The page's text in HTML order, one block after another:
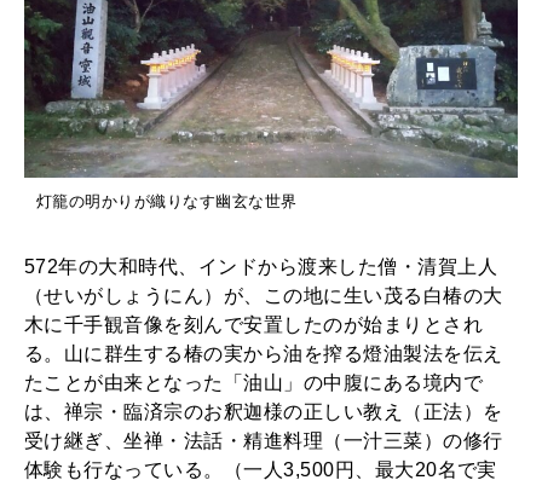
灯籠の明かりが織りなす幽玄な世界
572年の大和時代、インドから渡来した僧・清賀上人
（せいがしょうにん）が、この地に生い茂る白椿の大
木に千手観音像を刻んで安置したのが始まりとされ
る。山に群生する椿の実から油を搾る燈油製法を伝え
たことが由来となった「油山」の中腹にある境内で
は、禅宗・臨済宗のお釈迦様の正しい教え（正法）を
受け継ぎ、坐禅・法話・精進料理（一汁三菜）の修行
体験も行なっている。（一人3,500円、最大20名で実